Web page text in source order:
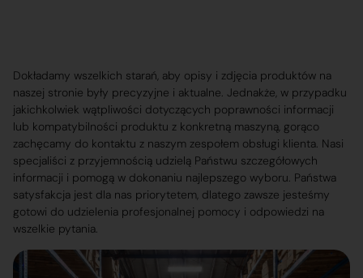
Dokładamy wszelkich starań, aby opisy i zdjęcia produktów na
naszej stronie były precyzyjne i aktualne. Jednakże, w przypadku
jakichkolwiek wątpliwości dotyczących poprawności informacji
lub kompatybilności produktu z konkretną maszyną, gorąco
zachęcamy do kontaktu z naszym zespołem obsługi klienta. Nasi
specjaliści z przyjemnością udzielą Państwu szczegółowych
informacji i pomogą w dokonaniu najlepszego wyboru. Państwa
satysfakcja jest dla nas priorytetem, dlatego zawsze jesteśmy
gotowi do udzielenia profesjonalnej pomocy i odpowiedzi na
wszelkie pytania.